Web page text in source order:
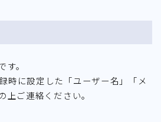
。
時に設定した「ユーザー名」「メ
上ご連絡ください。